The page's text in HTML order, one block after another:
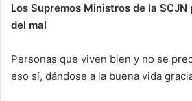
Los Supremos Ministros de la
del mal
Personas que viven bien y no se
eso sí, dándose a la buena vida